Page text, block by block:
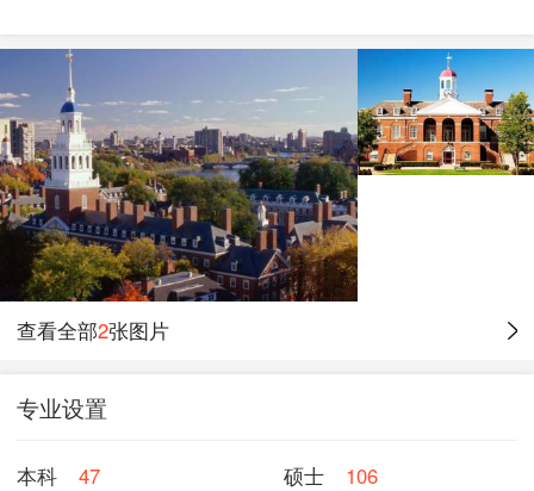
查看全部2张图片
专业设置
本科 47 硕士 106